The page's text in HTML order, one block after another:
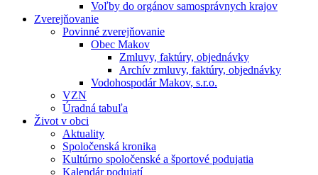
Voľby do orgánov samosprávnych krajov
Zverejňovanie
Povinné zverejňovanie
Obec Makov
Zmluvy, faktúry, objednávky
Archív zmluvy, faktúry, objednávky
Vodohospodár Makov, s.r.o.
VZN
Úradná tabuľa
Život v obci
Aktuality
Spoločenská kronika
Kultúrno spoločenské a športové podujatia
Kalendár podujatí